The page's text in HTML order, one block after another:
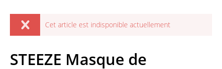
Cet article est indisponible actuellement
STEEZE Masque de